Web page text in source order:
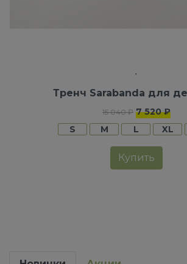
Тренч Sarabanda для
15 040 ₽ 7 520 ₽
S
M L XL
Купить